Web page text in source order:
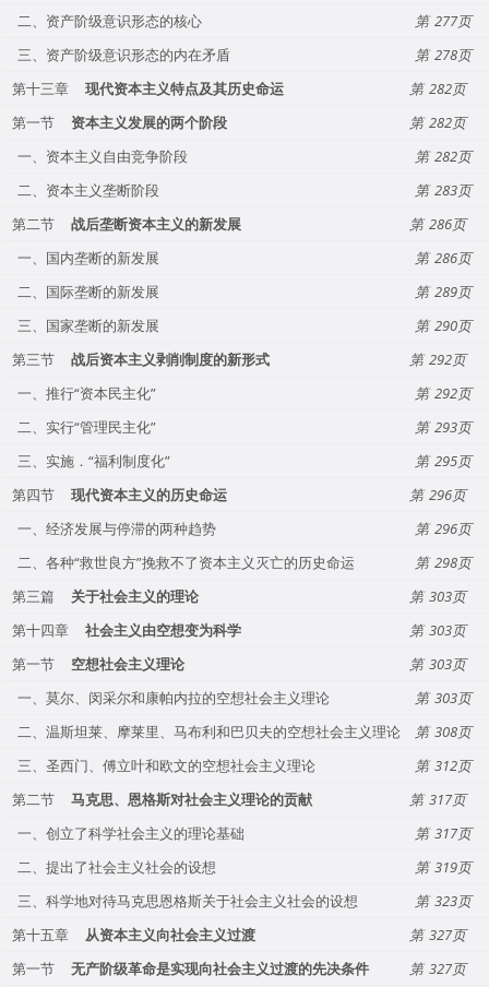
二、资产阶级意识形态的核心
277
三、资产阶级意识形态的内在矛盾
278
第十三章
现代资本主义特点及其历史命运
282
第一节
资本主义发展的两个阶段
282
一、资本主义自由竞争阶段
282
二、资本主义垄断阶段
283
第二节
战后垄断资本主义的新发展
286
一、国内垄断的新发展
286
二、国际垄断的新发展
289
三、国家垄断的新发展
290
第三节
战后资本主义剥削制度的新形式
292
一、推行“资本民主化”
292
二、实行“管理民主化”
293
三、实施．“福利制度化”
295
第四节
现代资本主义的历史命运
296
一、经济发展与停滞的两种趋势
296
二、各种“救世良方”挽救不了资本主义灭亡的历史命运
298
第三篇
关于社会主义的理论
303
第十四章
社会主义由空想变为科学
303
第一节
空想社会主义理论
303
一、莫尔、闵采尔和康帕内拉的空想社会主义理论
303
二、温斯坦莱、摩莱里、马布利和巴贝夫的空想社会主义理论
308
三、圣西门、傅立叶和欧文的空想社会主义理论
312
第二节
马克思、恩格斯对社会主义理论的贡献
317
一、创立了科学社会主义的理论基础
317
二、提出了社会主义社会的设想
319
三、科学地对待马克思恩格斯关于社会主义社会的设想
323
第十五章
从资本主义向社会主义过渡
327
第一节
无产阶级革命是实现向社会主义过渡的先决条件
327